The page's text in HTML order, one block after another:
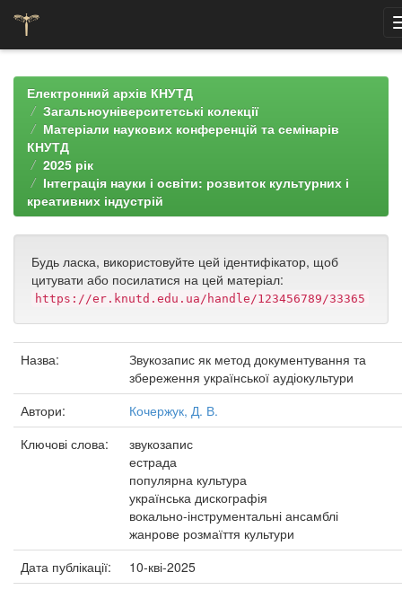
navigationЕлектронний архів КНУТД
Загальноуніверситетські колекції
Матеріали наукових конференцій та семінарів
КНУТД
2025 рік
Інтеграція науки і освіти: розвиток культурних і
креативних індустрій
Будь ласка, використовуйте цей ідентифікатор, щоб
цитувати або посилатися на цей матеріал:
https://er.knutd.edu.ua/handle/123456789/33365
Назва:
Звукозапис як метод документування та
збереження української аудіокультури
Автори:
Кочержук, Д. В.
Ключові слова:
звукозапис
естрада
популярна культура
українська дискографія
вокально-інструментальні ансамблі
жанрове розмаїття культури
Дата публікації:
10-кві-2025